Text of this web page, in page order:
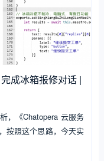
成冰箱报修对话 |
，《Chatopera 云服务
按照这个思路，今天实